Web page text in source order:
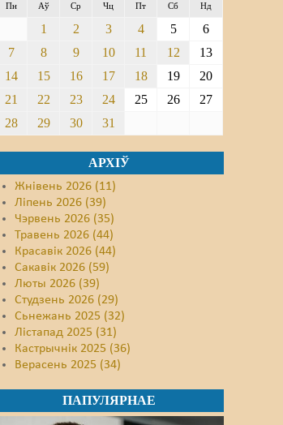
Пн Аў Ср Чц Пт Сб Нд
1 2 3 4 5
6
7
8 9 10 11 12
13
14
15 16 17 18 19
20
21
22 23 24 25 26
27
28
29 30 31
АРХІЎ
Жнівень 2026 (11)
Ліпень 2026 (39)
Чэрвень 2026 (35)
Травень 2026 (44)
Красавік 2026 (44)
Сакавік 2026 (59)
Люты 2026 (39)
Студзень 2026 (29)
Сьнежань 2025 (32)
Лістапад 2025 (31)
Кастрычнік 2025 (36)
Верасень 2025 (34)
ПАПУЛЯРНАЕ